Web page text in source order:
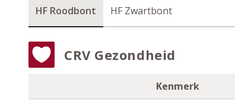
HF Roodbont HF Zwartbont
CRV Gezondheid
Kenmerk